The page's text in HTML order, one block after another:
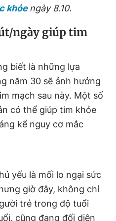
khỏengày 8.10.
ngày giúp tim
biết là những lựa
năm 30 sẽ ảnh hưởng
mạch sau này. Một số
có thể giúp tim khỏe
kể nguy cơ mắc
yếu là mối lo ngại sức
giờ đây, không chỉ
trẻ trong độ tuổi
cũng đang đối diện